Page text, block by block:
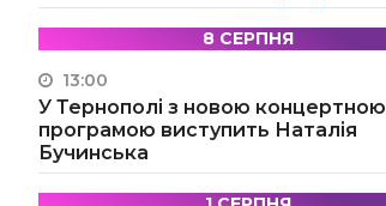
8 СЕРПНЯ
13:00
У Тернополі з новою концертною
програмою виступить Наталія
Бучинська